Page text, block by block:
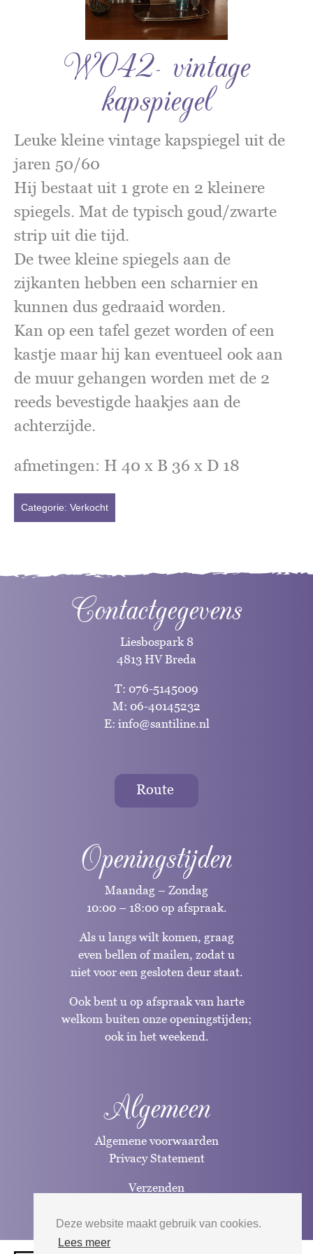
Deze website maakt gebruik van cookies.
Lees meer
W042- vintage
kapspiegel
Leuke kleine vintage kapspiegel uit de
jaren 50/60
Hij bestaat uit 1 grote en 2 kleinere
spiegels. Mat de typisch goud/zwarte
strip uit die tijd.
De twee kleine spiegels aan de
zijkanten hebben een scharnier en
kunnen dus gedraaid worden.
Kan op een tafel gezet worden of een
kastje maar hij kan eventueel ook aan
de muur gehangen worden met de 2
reeds bevestigde haakjes aan de
achterzijde.
afmetingen: H 40 x B 36 x D 18
Categorie: Verkocht
Contactgegevens
Liesbospark 8
4813 HV Breda
T: 076-5145009
M: 06-40145232
E: info@santiline.nl
Route
Openingstijden
Maandag – Zondag
10:00 – 18:00 op afspraak.
Als u langs wilt komen, graag
even bellen of mailen, zodat u
niet voor een gesloten deur staat.
Ook bent u op afspraak van harte
welkom buiten onze openingstijden;
ook in het weekend.
Algemeen
Algemene voorwaarden
Privacy Statement
Verzenden